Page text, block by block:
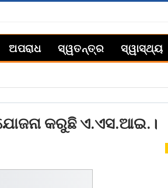
ଅପରାଧ ସ୍ୱତନ୍ତ୍ର ସ୍ୱାସ୍ଥ୍ୟ
କରୁଛି ଏ.ଏସ.ଆଇ.।